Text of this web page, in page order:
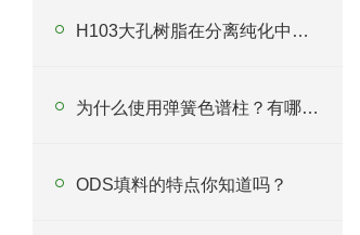
H103大孔树脂在分离纯化中起什么作用？
为什么使用弹簧色谱柱？有哪些应用？
ODS填料的特点你知道吗？